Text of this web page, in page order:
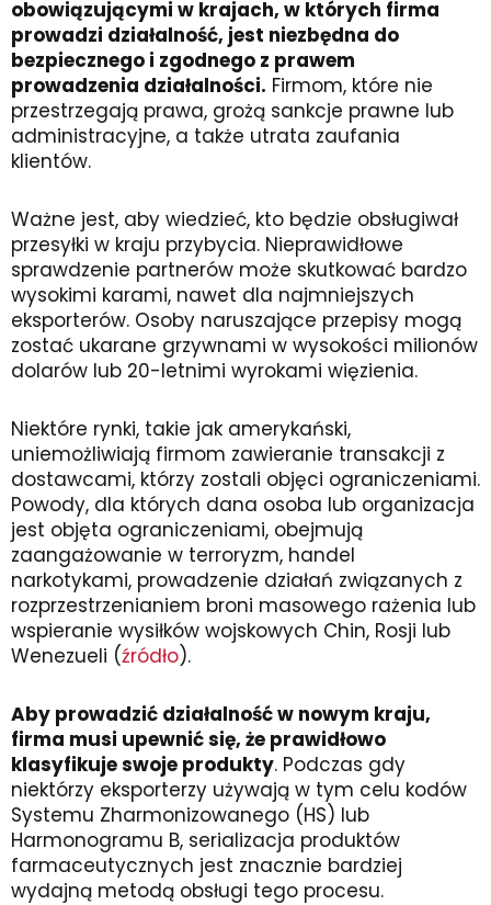
obowiązującymi w krajach, w których firma
prowadzi działalność, jest niezbędna do
bezpiecznego i zgodnego z prawem
prowadzenia działalności. Firmom, które nie
przestrzegają prawa, grożą sankcje prawne lub
administracyjne, a także utrata zaufania
klientów.
Ważne jest, aby wiedzieć, kto będzie obsługiwał
przesyłki w kraju przybycia. Nieprawidłowe
sprawdzenie partnerów może skutkować bardzo
wysokimi karami, nawet dla najmniejszych
eksporterów. Osoby naruszające przepisy mogą
zostać ukarane grzywnami w wysokości milionów
dolarów lub 20-letnimi wyrokami więzienia.
Niektóre rynki, takie jak amerykański,
uniemożliwiają firmom zawieranie transakcji z
dostawcami, którzy zostali objęci ograniczeniami.
Powody, dla których dana osoba lub organizacja
jest objęta ograniczeniami, obejmują
zaangażowanie w terroryzm, handel
narkotykami, prowadzenie działań związanych z
rozprzestrzenianiem broni masowego rażenia lub
wspieranie wysiłków wojskowych Chin, Rosji lub
Wenezueli (źródło).
Aby prowadzić działalność w nowym kraju,
firma musi upewnić się, że prawidłowo
klasyfikuje swoje produkty. Podczas gdy
niektórzy eksporterzy używają w tym celu kodów
Systemu Zharmonizowanego (HS) lub
Harmonogramu B, serializacja produktów
farmaceutycznych jest znacznie bardziej
wydajną metodą obsługi tego procesu.